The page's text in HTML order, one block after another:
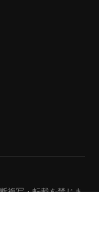
複写・転載を禁じま